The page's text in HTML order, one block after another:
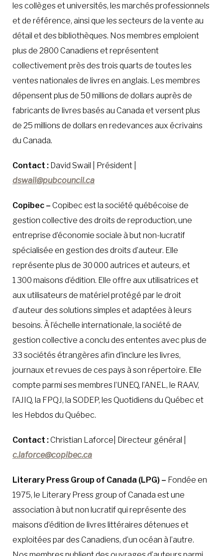
les collèges et universités, les marchés professionnels
et de référence, ainsi que les secteurs de la vente au
détail et des bibliothèques. Nos membres emploient
plus de 2800 Canadiens et représentent
collectivement près des trois quarts de toutes les
ventes nationales de livres en anglais. Les membres
dépensent plus de 50 millions de dollars auprès de
fabricants de livres basés au Canada et versent plus
de 25 millions de dollars en redevances aux écrivains
du Canada.
Contact : David Swail | Président |
dswail@pubcouncil.ca
Copibec – Copibec est la société québécoise de
gestion collective des droits de reproduction, une
entreprise d’économie sociale à but non-lucratif
spécialisée en gestion des droits d’auteur. Elle
représente plus de 30 000 autrices et auteurs, et
1 300 maisons d’édition. Elle offre aux utilisatrices et
aux utilisateurs de matériel protégé par le droit
d’auteur des solutions simples et adaptées à leurs
besoins. À l’échelle internationale, la société de
gestion collective a conclu des ententes avec plus de
33 sociétés étrangères afin d’inclure les livres,
journaux et revues de ces pays à son répertoire. Elle
compte parmi ses membres l’UNEQ, l’ANEL, le RAAV,
l’AJIQ, la FPQJ, la SODEP, les Quotidiens du Québec et
les Hebdos du Québec.
Contact :Christian Laforce| Directeur général |
c.laforce@copibec.ca
Literary Press Group of Canada (LPG) – Fondée en
1975, le Literary Press group of Canada est une
association à but non lucratif qui représente des
maisons d’édition de livres littéraires détenues et
exploitées par des Canadiens, d’un océan à l’autre.